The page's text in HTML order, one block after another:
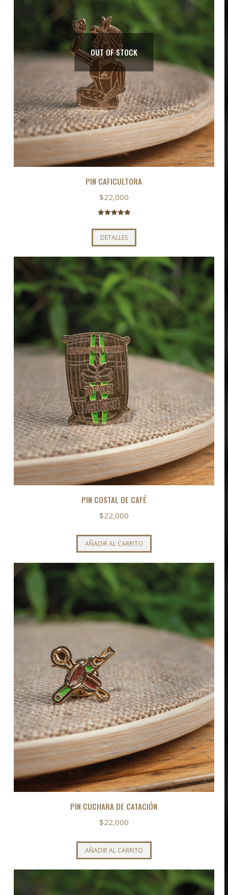
OUT OF STOCK
PIN CAFICULTORA
$22,000
5.00de 5
DETALLES
PIN COSTAL DE CAFÉ
$22,000
AÑADIR AL CARRITO
PIN CUCHARA DE CATACIÓN
$22,000
AÑADIR AL CARRITO